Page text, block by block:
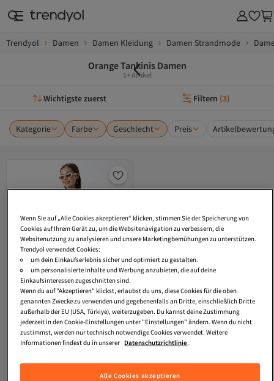
Trendyol Damen Damen Kleidung Damen Strandmode
Orange Tankinis Damen
1+ Artikel
Wichtigste zuerst Filtern (3)
Kategorie Farbe Geschlecht Preis
Platz 4 am häufigsten bewertet
Wenn Sie auf „Alle Cookies akzeptieren“ klicken, stimmen Sie der Speicherung von
Cookies auf Ihrem Gerät zu, um die Websitenavigation zu verbessern, die
Websitenutzung zu analysieren und unsere Marketingbemühungen zu unterstützen.
Trendyol verwendet Cookies:
um dein Einkaufserlebnis sicher und optimiert zu gestalten.
um personalisierte Inhalte und Werbung anzubieten, die auf deine
Einkaufsinteressen zugeschnitten sind.
Wenn du auf "Akzeptieren" klickst, erlaubst du uns, diese Cookies für die oben
genannten Zwecke zu verwenden und gegebenenfalls an Dritte, einschließlich Dritte
außerhalb der EU (USA, Türkiye), weiterzugeben. Du kannst deine Zustimmung
jederzeit in den Cookie-Einstellungen unter "Einstellungen" ändern. Wenn du nicht
zustimmst, werden nur technisch notwendige Cookies verwendet. Weitere
Informationen findest du in unserer Datenschutzrichtlinie.
Alle Cookies akzeptieren